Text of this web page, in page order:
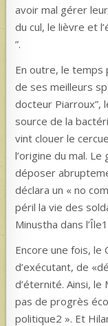
avoir mal gérer
du cul, le lièvre et
”.
En outre, le temps
de ses meilleurs
docteur Piarroux”,
source de la
vint clouer le
l’origine du mal.
déposer
déclara un « no
péril la vie des
Minustha dans
Encore une fois, le
d’exécutant, de
d’éternité. Ainsi, le
pas de progrès
politique2 ». Et